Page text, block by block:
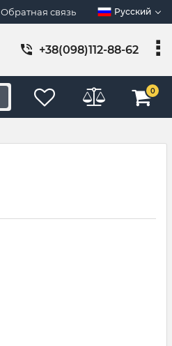
Обратная связь Русский
+38(098)112-88-62
0